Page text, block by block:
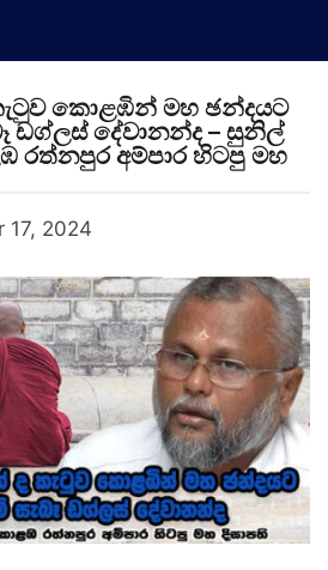
කොළඹින් මහ ඡන්දයට
ඩග්ලස් දේවානන්ද – සුනිල්
අම්පාර හිටපු මහ
17, 2024